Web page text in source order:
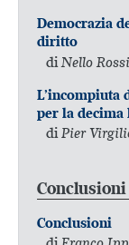
Democrazia
diritto
di Nello Rossi
L’incompiuta
per la decima
diPier
Conclusioni
Conclusioni